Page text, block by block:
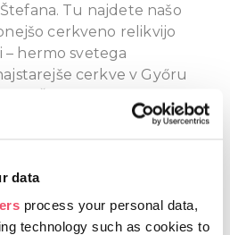
data
process your personal data,
technology such as cookies to
Tu najdete našo
cerkveno relikvijo
– hermo svetega
cerkve v Győru
preoblikovali in
gotski kapelici Héderváry
cerkve. Sama herma je
portretna skulptura